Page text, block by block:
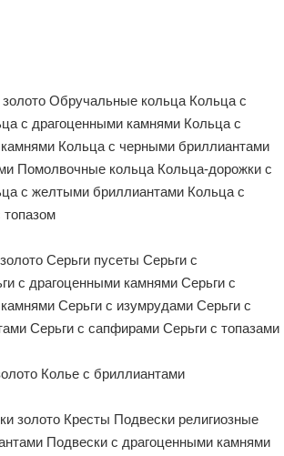
Обручальные кольца Кольца с
с драгоценными камнями Кольца с
Кольца с черными бриллиантами
Помолвочные кольца Кольца-дорожки с
с желтыми бриллиантами Кольца с
топазом
Серьги пусеты Серьги с
с драгоценными камнями Серьги с
Серьги с изумрудами Серьги с
Серьги с сапфирами Серьги с топазами
Колье с бриллиантами
золото Кресты Подвески религиозные
Подвески с драгоценными камнями